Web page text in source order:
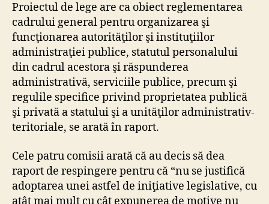
Proiectul de lege are ca obiect reglementarea
cadrului general pentru organizarea şi
funcţionarea autorităţilor şi instituţiilor
administraţiei publice, statutul personalului
din cadrul acestora şi răspunderea
administrativă, serviciile publice, precum şi
regulile specifice privind proprietatea publică
şi privată a statului şi a unităţilor administrativ-
teritoriale, se arată în raport.
Cele patru comisii arată că au decis să dea
raport de respingere pentru că “nu se justifică
adoptarea unei astfel de iniţiative legislative, cu